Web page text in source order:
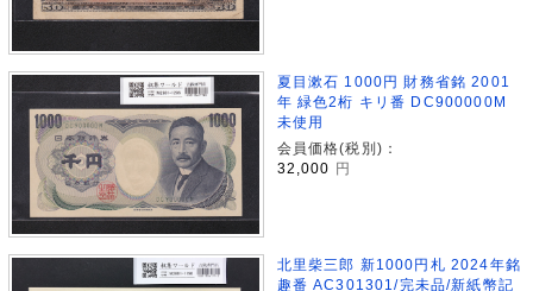
夏目漱石 1000円 財務省銘 2001
年 緑色2桁 キリ番 DC900000M
未使用
会員価格(税別)：
32,000 円
北里柴三郎 新1000円札 2024年銘
趣番 AC301301/完未品/新紙幣記